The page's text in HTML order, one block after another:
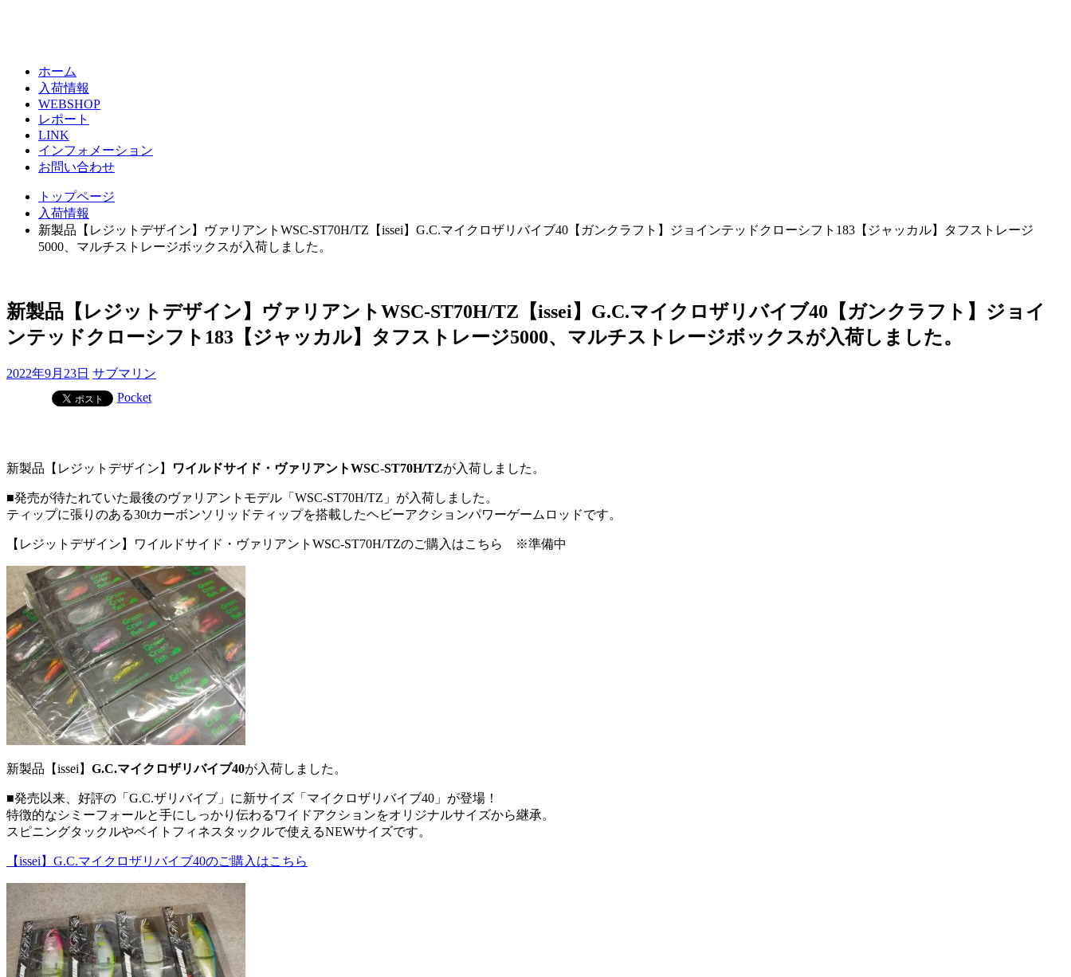
ホーム
入荷情報
WEBSHOP
レポート
LINK
インフォメーション
お問い合わせ
トップページ
入荷情報
新製品【レジットデザイン】ヴァリアントWSC-ST70H/TZ【issei】G.C.マイクロザリバイブ40【ガンクラフト】ジョインテッドクローシフト183【ジャッカル】タフストレージ
5000、マルチストレージボックスが入荷しました。
新製品【レジットデザイン】ヴァリアントWSC-ST70H/TZ【issei】G.C.マイクロザリバイブ40【ガンクラフト】ジョイ
ンテッドクローシフト183【ジャッカル】タフストレージ5000、マルチストレージボックスが入荷しました。
2022年9月23日 サブマリン
Pocket
新製品【レジットデザイン】 ワイルドサイド・ヴァリアントWSC-ST70H/TZが入荷しました。
■発売が待たれていた最後のヴァリアントモデル「WSC-ST70H/TZ」が入荷しました。
ティップに張りのある30tカーボンソリッドティップを搭載したヘビーアクションパワーゲームロッドです。
【レジットデザイン】ワイルドサイド・ヴァリアントWSC-ST70H/TZのご購入はこちら ※準備中
新製品【issei】 G.C.マイクロザリバイブ40が入荷しました。
■発売以来、好評の「G.C.ザリバイブ」に新サイズ「マイクロザリバイブ40」が登場！
特徴的なシミーフォールと手にしっかり伝わるワイドアクションをオリジナルサイズから継承。
スピニングタックルやベイトフィネスタックルで使えるNEWサイズです。
【issei】G.C.マイクロザリバイブ40のご購入はこちら